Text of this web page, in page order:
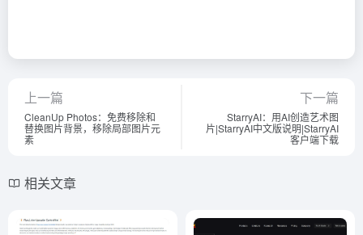
上一篇
CleanUp Photos：免费移除和
替换图片背景，移除局部图片元
素
下一篇
StarryAI：用AI创造艺术图
片|StarryAI中文版说明|StarryAI
客户端下载
相关文章